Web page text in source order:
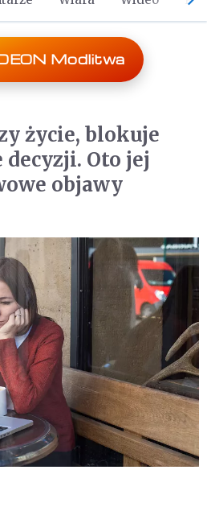
Modlitwa
życie, blokuje
Oto jej
objawy